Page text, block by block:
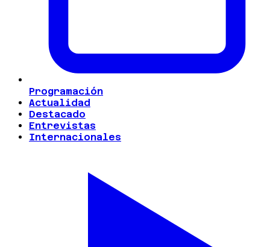
Programación
Actualidad
Destacado
Entrevistas
Internacionales